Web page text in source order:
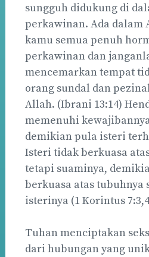
sungguh didukung di
perkawinan. Ada dalam
kamu semua penuh
perkawinan dan
mencemarkan tempat
orang sundal dan
Allah. (Ibrani 13:14)
memenuhi
demikian pula isteri
Isteri tidak berkuasa
tetapi suaminya,
berkuasa atas
isterinya (1 Korintus
Tuhan menciptakan
dari hubungan yang